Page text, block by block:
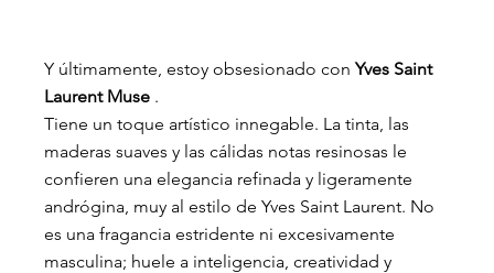
Y últimamente, estoy obsesionado con Yves Saint
Laurent Muse .
Tiene un toque artístico innegable. La tinta, las
maderas suaves y las cálidas notas resinosas le
confieren una elegancia refinada y ligeramente
andrógina, muy al estilo de Yves Saint Laurent. No
es una fragancia estridente ni excesivamente
masculina; huele a inteligencia, creatividad y